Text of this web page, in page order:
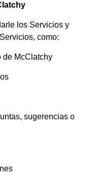
los Servicios y
como:
de McClatchy
sugerencias o